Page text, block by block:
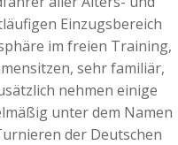
Einzugsbereich
im freien Training,
sehr familiär,
nehmen einige
unter dem Namen
der Deutschen